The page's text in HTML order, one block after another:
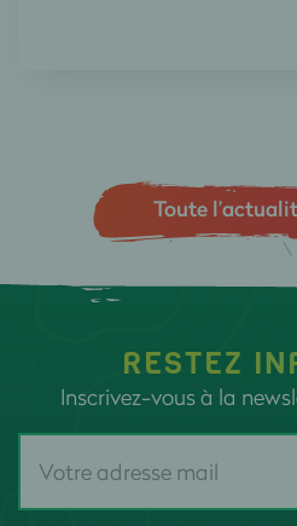
Toute
RESTEZ
Inscrivez-vous à la